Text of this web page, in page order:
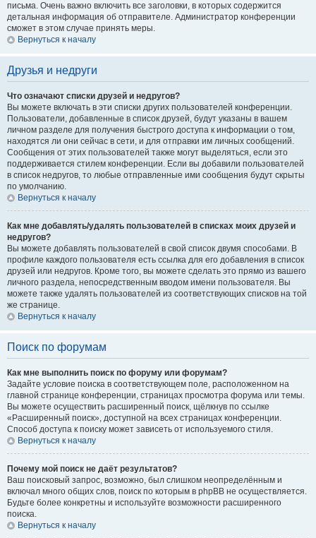
письма. Очень важно включить все заголовки, в которых содержится
детальная информация об отправителе. Администратор конференции
сможет в этом случае принять меры.
Вернуться к началу
Друзья и недруги
Что означают списки друзей и недругов?
Вы можете включать в эти списки других пользователей конференции.
Пользователи, добавленные в список друзей, будут указаны в вашем
личном разделе для получения быстрого доступа к информации о том,
находятся ли они сейчас в сети, и для отправки им личных сообщений.
Сообщения от этих пользователей также могут выделяться, если это
поддерживается стилем конференции. Если вы добавили пользователей
в список недругов, то любые отправленные ими сообщения будут скрыты
по умолчанию.
Вернуться к началу
Как мне добавлять/удалять пользователей в списках моих друзей и
недругов?
Вы можете добавлять пользователей в свой список двумя способами. В
профиле каждого пользователя есть ссылка для его добавления в список
друзей или недругов. Кроме того, вы можете сделать это прямо из вашего
личного раздела, непосредственным вводом имени пользователя. Вы
можете также удалять пользователей из соответствующих списков на той
же странице.
Вернуться к началу
Поиск по форумам
Как мне выполнить поиск по форуму или форумам?
Задайте условие поиска в соответствующем поле, расположенном на
главной странице конференции, страницах просмотра форума или темы.
Вы можете осуществить расширенный поиск, щёлкнув по ссылке
«Расширенный поиск», доступной на всех страницах конференции.
Способ доступа к поиску может зависеть от используемого стиля.
Вернуться к началу
Почему мой поиск не даёт результатов?
Ваш поисковый запрос, возможно, был слишком неопределённым и
включал много общих слов, поиск по которым в phpBB не осуществляется.
Будьте более конкретны и используйте возможности расширенного
поиска.
Вернуться к началу